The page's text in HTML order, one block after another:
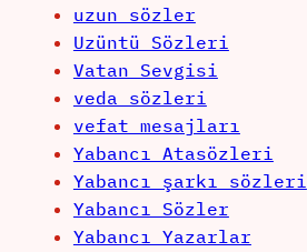
uzun sözler
Uzüntü Sözleri
Vatan Sevgisi
veda sözleri
vefat mesajları
Yabancı Atasözleri
Yabancı şarkı sözleri
Yabancı Sözler
Yabancı Yazarlar